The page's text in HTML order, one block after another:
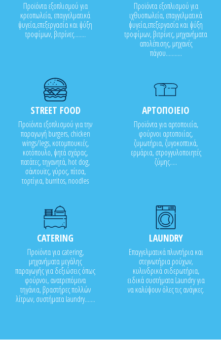
Προϊόντα εξοπλισμού για
κρεοπωλεία, επαγγελματικά
ψυγεία,επεξεργασία και ψύξη
τροφίμων, βιτρίνες........
Προϊόντα εξοπλισμού για
ιχθυοπωλεία, επαγγελματικά
ψυγεία,επεξεργασία και ψύξη
τροφίμων, βιτρίνες, μηχανήματα
απολέπισης, μηχανές
πάγου...........
STREET FOOD
Προϊόντα εξοπλισμού για την
παραγωγή burgers, chicken
wings/legs, κοτομπουκιές,
κοτόπουλο, ψητά σχάρας,
πατάτες, τηγανητά, hot dog,
σάντουϊτς, γύρος, πίτσα,
τορτίγια, burritos, noodles
ΑΡΤΟΠΟΙΕΙΟ
Προϊόντα για αρτοποιεία,
φούρνοι αρτοποιίας,
ζυμωτήρια, ζυγοκοπτικά,
ερμάρια, στρογγυλοποιητές
ζύμης.....
CATERING
Προϊόντα για catering,
μηχανήματα μεγάλης
παραγωγής για δεξιώσεις όπως
φούρνοι, ανατρεπόμενα
τηγάνια, βραστήρες πολλών
λίτρων, συστήματα laundry.......
LAUNDRY
Επαγγελματικά πλυντήρια και
στεγνωτήρια ρούχων,
κυλινδρικά σιδερωτήρια,
ειδικά συστήματα Laundry για
να καλύψουν όλες τις ανάγκες.